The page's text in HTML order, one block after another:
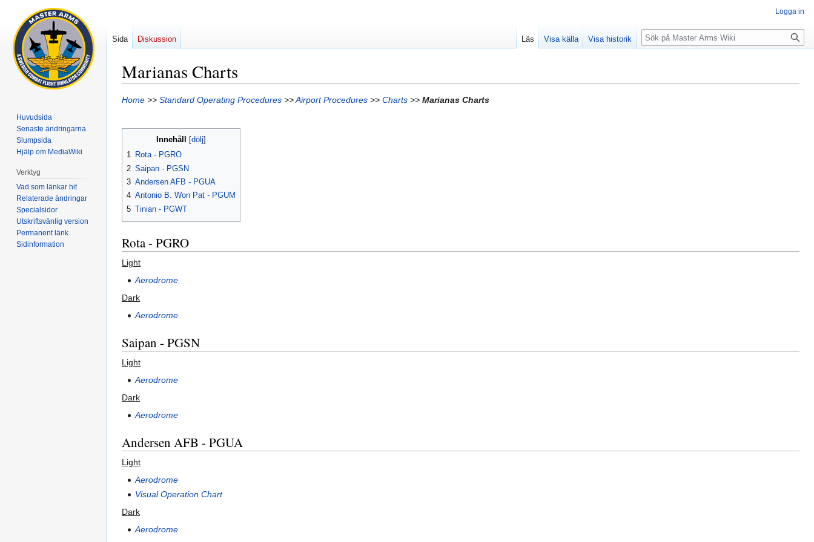
Marianas Charts
Hoppa
navigering
Hoppa
sök
Home >> Standard Operating Procedures >>Airport Procedures >> Charts >> Marianas Charts
Innehåll
1 Rota - PGRO
2 Saipan - PGSN
3 Andersen AFB - PGUA
4 Antonio B. Won Pat - PGUM
5 Tinian - PGWT
Rota - PGRO
Light
Aerodrome
Dark
Aerodrome
Saipan - PGSN
Light
Aerodrome
Dark
Aerodrome
Andersen AFB - PGUA
Light
Aerodrome
Visual Operation Chart
Dark
Aerodrome
Logga in
Sida Diskussion Läs Visa källa Visa historik Sök
Huvudsida
Senaste ändringarna
Slumpsida
Hjälp om MediaWiki
Verktyg
Vad som länkar hit
Relaterade ändringar
Specialsidor
Utskriftsvänlig version
Permanent länk
Sidinformation